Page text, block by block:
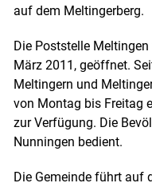
auf dem Meltingerberg.
Die Poststelle
März 2011, geöffnet.
Meltingern und
von Montag bis Freitag
zur Verfügung. Die
Nunningen bedient.
Die Gemeinde führt auf